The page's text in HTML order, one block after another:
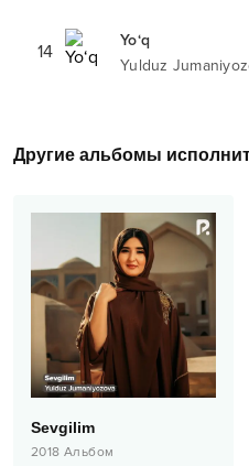
14
Yo‘q
Yulduz
Другие альбомы
Sevgilim
2018 Альбом